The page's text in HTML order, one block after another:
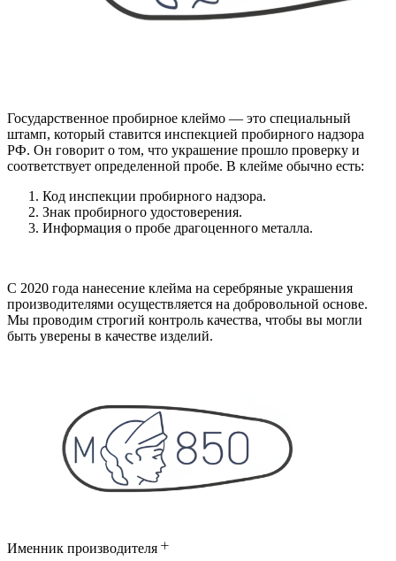
Государственное пробирное клеймо — это специальный
штамп, который ставится инспекцией пробирного надзора
РФ. Он говорит о том, что украшение прошло проверку и
соответствует определенной пробе. В клейме обычно есть:
Код инспекции пробирного надзора.
Знак пробирного удостоверения.
Информация о пробе драгоценного металла.
С 2020 года нанесение клейма на серебряные украшения
производителями осуществляется на добровольной основе.
Мы проводим строгий контроль качества, чтобы вы могли
быть уверены в качестве изделий.
Именник производителя